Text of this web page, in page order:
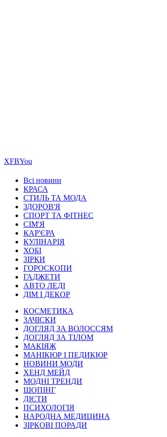
ХFBYou
Всі новини
КРАСА
СТИЛЬ ТА МОДА
ЗДОРОВ'Я
СПОРТ ТА ФІТНЕС
СІМ'Я
КАР'ЄРА
КУЛІНАРІЯ
ХОБІ
ЗІРКИ
ГОРОСКОПИ
ГАДЖЕТИ
АВТО ЛЕДІ
ДІМ І ДЕКОР
КОСМЕТИКА
ЗАЧІСКИ
ДОГЛЯД ЗА ВОЛОССЯМ
ДОГЛЯД ЗА ТІЛОМ
МАКІЯЖ
МАНІКЮР І ПЕДИКЮР
НОВИНИ МОДИ
ХЕНД МЕЙД
МОДНІ ТРЕНДИ
ШОПІНГ
ДІЄТИ
ПСИХОЛОГІЯ
НАРОДНА МЕДИЦИНА
ЗІРКОВІ ПОРАДИ